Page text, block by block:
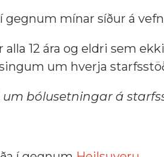
mínar síður á
12 ára og eldri sem
um hverja
um bólusetningar á